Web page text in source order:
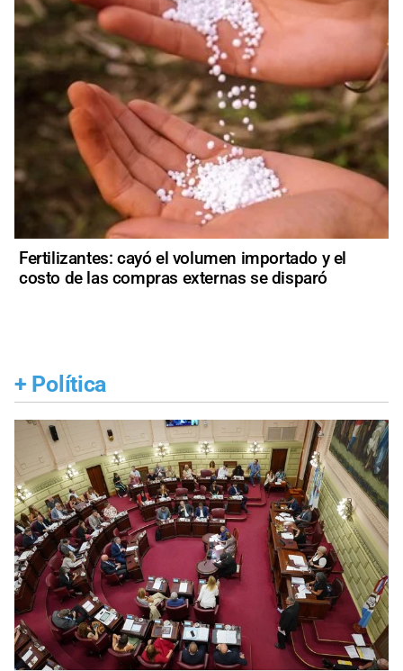
Fertilizantes: cayó el volumen importado y el
costo de las compras externas se disparó
+ Política